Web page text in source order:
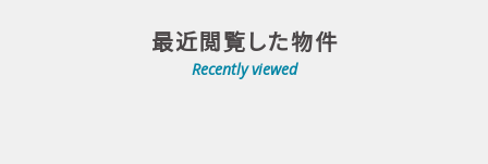
最近閲覧した物件
Recently viewed